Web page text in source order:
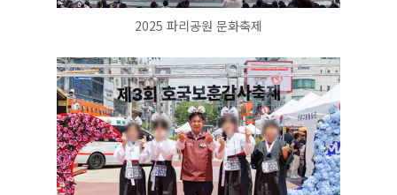
2025 파리공원 문화축제